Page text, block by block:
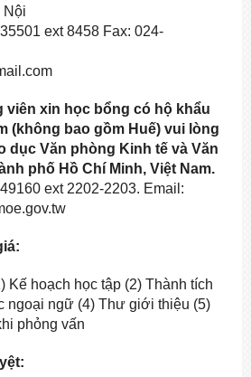
Nội
ext 8458 Fax: 024-
xin học bổng có hộ khẩu
(không bao gồm Huế) vui lòng
dục Văn phòng Kinh tế và Văn
phố Hồ Chí Minh, Việt Nam.
ext 2202-2203. Email:
Kế hoạch học tập (2) Thành tích
ngoại ngữ (4) Thư giới thiệu (5)
phỏng vấn